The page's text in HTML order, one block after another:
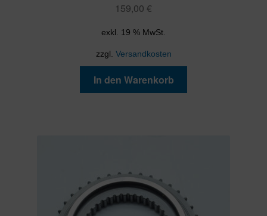
159,00 €
exkl. 19 % MwSt.
zzgl. Versandkosten
In den Warenkorb